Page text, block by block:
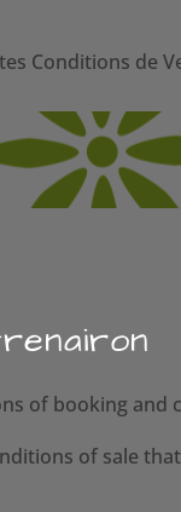
Conditions de
of booking and
of sale